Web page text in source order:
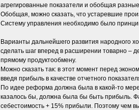
агрегированные показатели и обобщая
Обобщая, можно сказать, что устаревшие
Систему управления необходимо было
Варианты дальнейшего развития народного
сделать шаг вперед в расширении товарно –
прямому продуктообмену.
Можно сказать так: в этот момент перед
введя прибыль в качестве отчетного
По идее реформа должна была в какой-то
казалось бы, должна была бы быть прибыль.
себестоимость + 15% прибыли. Поэтому чем